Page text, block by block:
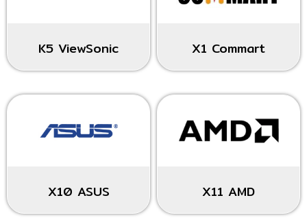
K5 ViewSonic X1 Commart
X10 ASUS X11 AMD